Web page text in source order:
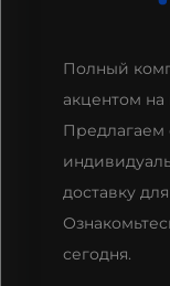
Полный
акцентом на
Предлагаем
доставку
сегодня.